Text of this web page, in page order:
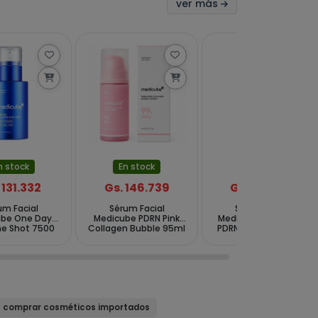
ver más
stock
Facial
One Day
Shot 7500
En stock
Gs. 146.739
Sérum Facial
Medicube PDRN Pink
Collagen Bubble 95ml
Gs. 124.729
Sérum Facial
Medicube Ultra Light
PDRN Pink Peptide de
comprar cosméticos importados